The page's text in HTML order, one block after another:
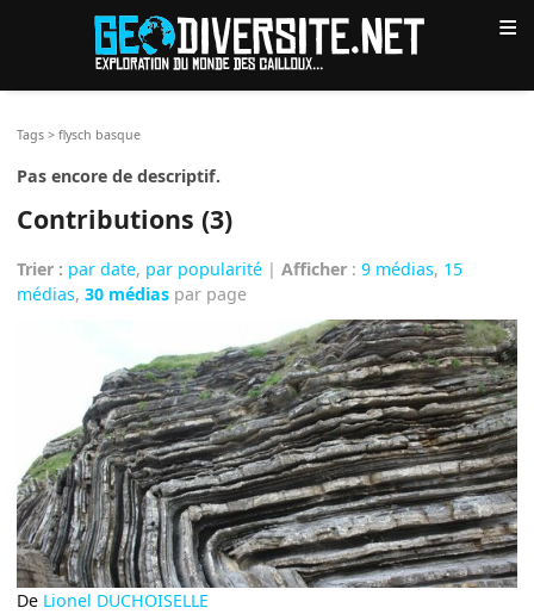
≡
Tags >flysch basque
Pas encore de descriptif.
Contributions (3)
Trier : par date, par popularité |Afficher :9 médias, 15
médias,30 médias par page
De Lionel DUCHOISELLE